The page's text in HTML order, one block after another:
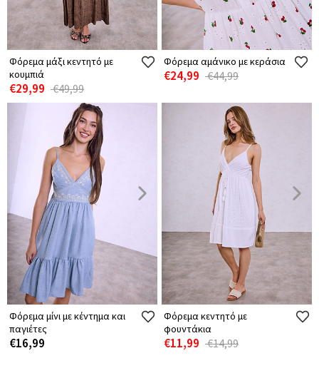
Φόρεμα μάξι κεντητό με
κουμπιά
€29,99 €49,99
Φόρεμα αμάνικο με κεράσια
€24,99 €44,99
Φόρεμα μίνι με κέντημα και
παγιέτες
€16,99
Φόρεμα κεντητό με
φουντάκια
€11,99 €14,99